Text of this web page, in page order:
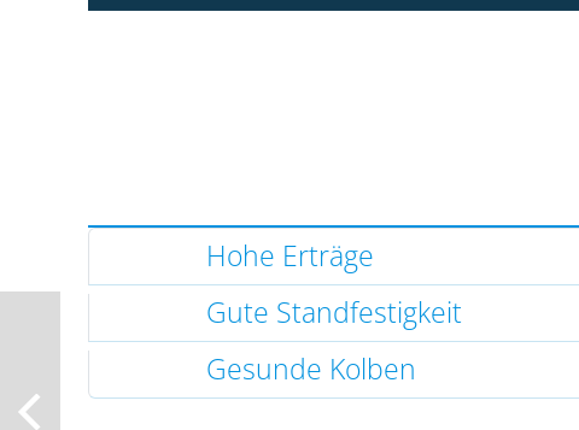
Hohe Erträge
Gute Standfestigkeit
Gesunde Kolben